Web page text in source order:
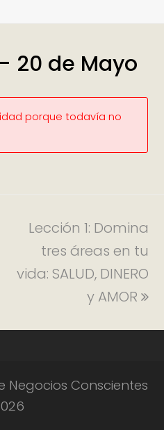
20 de Mayo
porque todavía no
Lección 1: Domina
tres áreas en tu
vida: SALUD, DINERO
y AMOR
Negocios Conscientes